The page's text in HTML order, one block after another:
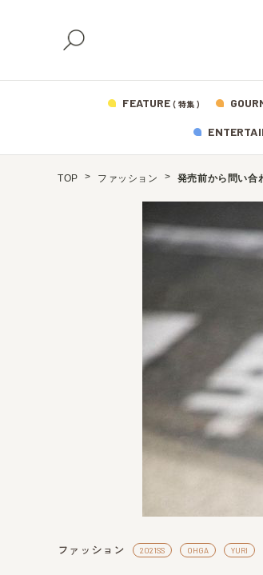
FEATURE ( 特集 )
TOP ファッション 発売前から問い合
ファッション 2021SS OHGA YURI